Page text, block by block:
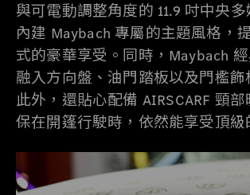
與可電動調整角度的 11.9 吋中央
內建 Maybach 專屬的主題風格，
式的豪華享受。同時，Maybach
融入方向盤、油門踏板以及門檻飾
此外，還貼心配備 AIRSCARF 頸
保在開篷行駛時，依然能享受頂級